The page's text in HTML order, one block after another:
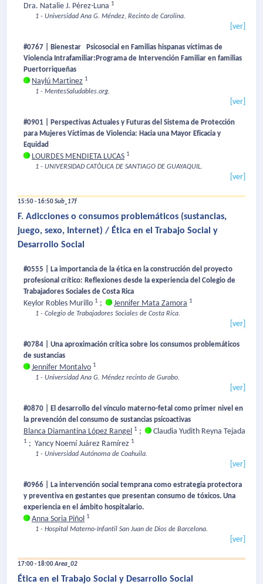
Dra. Natalie J. Pérez-Luna 1
1 - Universidad Ana G. Méndez, Recinto de Carolina.
[ver]
#0767 | Bienestar Psicosocial en Familias hispanas víctimas de
Violencia Intrafamiliar:Programa de Intervención Familiar en familias
Puertorriqueñas
Naylú Martinez 1
1 - MentesSaludables.org.
[ver]
#0901 | Perspectivas Actuales y Futuras del Sistema de Protección
para Mujeres Víctimas de Violencia: Hacia una Mayor Eficacia y
Equidad
LOURDES MENDIETA LUCAS 1
1 - UNIVERSIDAD CATÒLICA DE SANTIAGO DE GUAYAQUIL.
[ver]
15:50 - 16:50Sub_17f
F. Adicciones o consumos problemáticos (sustancias,
juego, sexo, Internet) / Ética en el Trabajo Social y
Desarrollo Social
#0555 | La importancia de la ética en la construcción del proyecto
profesional crítico: Reflexiones desde la experiencia del Colegio de
Trabajadores Sociales de Costa Rica
Keylor Robles Murillo 1 ; Jennifer Mata Zamora 1
1 - Colegio de Trabajadores Sociales de Costa Rica.
[ver]
#0784 | Una aproximación crítica sobre los consumos problemáticos
de sustancias
Jennifer Montalvo 1
1 - Universidad Ana G. Méndez recinto de Gurabo.
[ver]
#0870 | El desarrollo del vínculo materno-fetal como primer nivel en
la prevención del consumo de sustancias psicoactivas
Blanca Diamantina López Rangel 1 ; Claudia Yudith Reyna Tejada
1 ; Yancy Noemí Juárez Ramírez 1
1 - Universidad Autónoma de Coahuila.
[ver]
#0966 | La intervención social temprana como estrategia protectora
y preventiva en gestantes que presentan consumo de tóxicos. Una
experiencia en el ámbito hospitalario.
Anna Soria Piñol 1
1 - Hospital Materno-Infantil San Juan de Dios de Barcelona.
[ver]
17:00 - 18:00Area_02
Ética en el Trabajo Social y Desarrollo Social